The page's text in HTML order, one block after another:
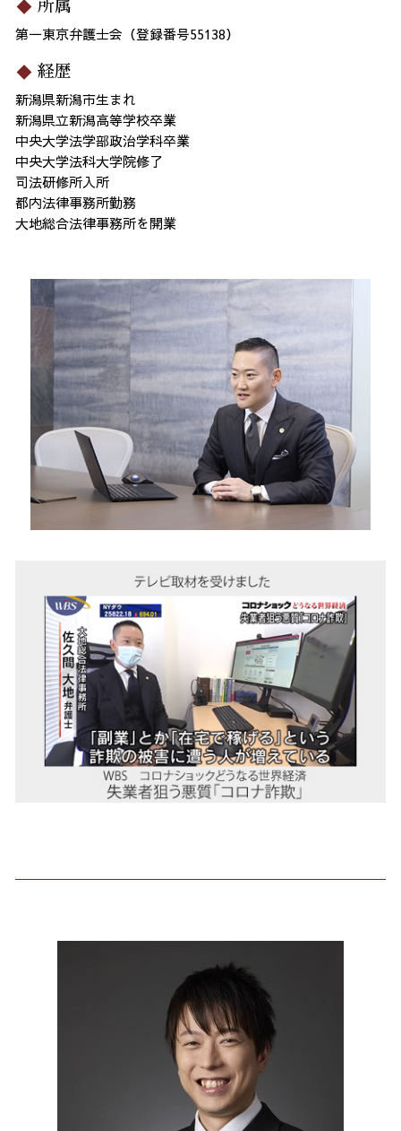
所属
第一東京弁護士会（登録番号55138）
経歴
新潟県新潟市生まれ
新潟県立新潟高等学校卒業
中央大学法学部政治学科卒業
中央大学法科大学院修了
司法研修所入所
都内法律事務所勤務
大地総合法律事務所を開業